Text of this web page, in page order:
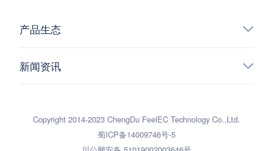
产品生态
新闻资讯
Copyright 2014-2023 ChengDu FeelEC Technology Co.,Ltd.
蜀ICP备14009746号-5